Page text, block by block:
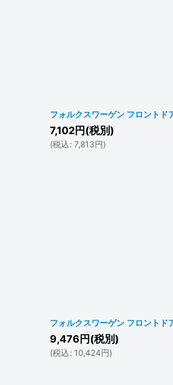
フォルクスワーゲン フロント
7,102円(税別)
(税込 : 7,813円)
フォルクスワーゲン フロント
9,476 円(税別)
(税込 : 10,424円)